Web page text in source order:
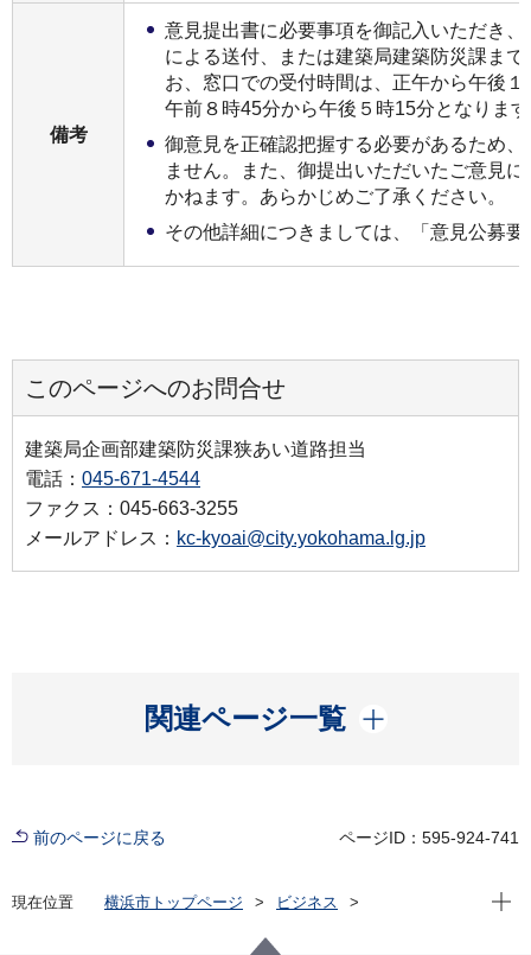
備考
意見提出書に必要事項を御記入いただき
による送付、または建築局建築防災課ま
お、窓口での受付時間は、正午から午後
午前８時45分から午後５時15分となりま
御意見を正確認把握する必要があるため
ません。また、御提出いただいたご意見
かねます。あらかじめご了承ください。
その他詳細につきましては、「意見公募
このページへのお問合せ
建築局企画部建築防災課狭あい道路担当
電話： 045-671-4544
ファクス：045-663-3255
メールアドレス： kc-kyoai@city.yokohama.lg.jp
関連ページ一覧
開く
前のページに戻る ページID：595-924-741
現在位置 横浜市トップページ
ビジネス
住まいや建物の防災と補助制度
現在